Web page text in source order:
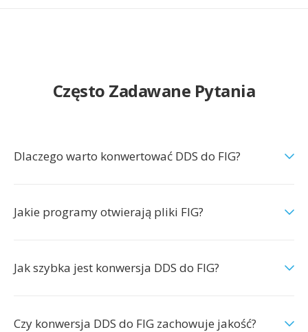
Często Zadawane Pytania
Dlaczego warto konwertować DDS do FIG?
Jakie programy otwierają pliki FIG?
Jak szybka jest konwersja DDS do FIG?
Czy konwersja DDS do FIG zachowuje jakość?